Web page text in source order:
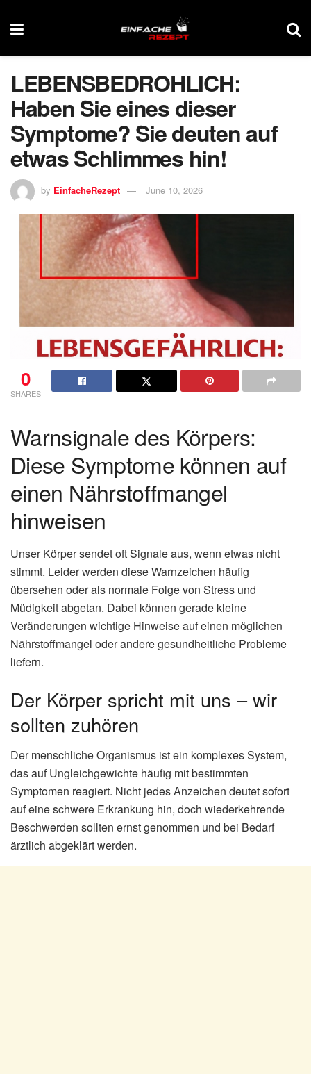
LEBENSBEDROHLICH:
Haben Sie eines dieser
Symptome? Sie deuten auf
etwas Schlimmes hin!
by EinfacheRezept June 10, 2026
0
SHARES
Warnsignale des Körpers:
Diese Symptome können auf
einen Nährstoffmangel
hinweisen
Unser Körper sendet oft Signale aus, wenn etwas nicht
stimmt. Leider werden diese Warnzeichen häufig
übersehen oder als normale Folge von Stress und
Müdigkeit abgetan. Dabei können gerade kleine
Veränderungen wichtige Hinweise auf einen möglichen
Nährstoffmangel oder andere gesundheitliche Probleme
liefern.
Der Körper spricht mit uns – wir
sollten zuhören
Der menschliche Organismus ist ein komplexes System,
das auf Ungleichgewichte häufig mit bestimmten
Symptomen reagiert. Nicht jedes Anzeichen deutet sofort
auf eine schwere Erkrankung hin, doch wiederkehrende
Beschwerden sollten ernst genommen und bei Bedarf
ärztlich abgeklärt werden.